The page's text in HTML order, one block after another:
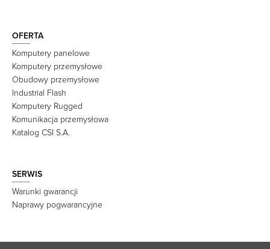
OFERTA
Komputery panelowe
Komputery przemysłowe
Obudowy przemysłowe
Industrial Flash
Komputery Rugged
Komunikacja przemysłowa
Katalog CSI S.A.
SERWIS
Warunki gwarancji
Naprawy pogwarancyjne